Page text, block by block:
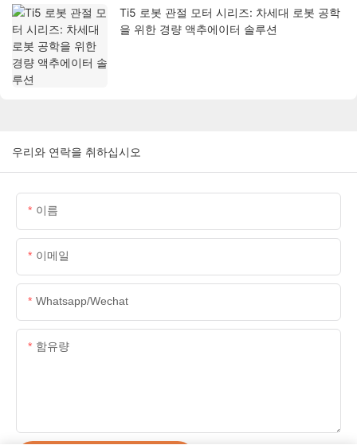
Ti5 로봇 관절 모터 시리즈: 차세대 로봇 공학
을 위한 경량 액추에이터 솔루션
우리와 연락을 취하십시오
이름
이메일
Whatsapp/wechat
함유량